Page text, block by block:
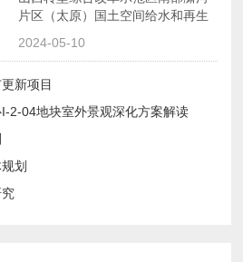
2024-05-10
新项目
2-04地块室外景观深化方案解读
划